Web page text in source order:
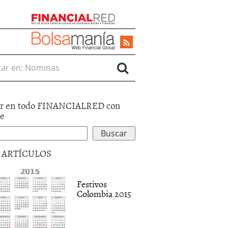
en:
en todo FINANCIALRED con
ARTÍCULOS
Festivos
Colombia 2015